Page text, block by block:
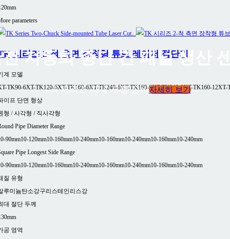
parameters
시리즈 2-척 측면 장착형 튜브 레이저 절단기
계 모델
TK90-6XT-TK120-6XT-TK160-6XT-TK240-6XT-TK160-9XT-TK240-9XT-TK160-12XT-
이프 단면 형상
형 / 사각형 / 직사각형
Pipe Diameter Range
90mm10-120mm10-160mm10-240mm10-160mm10-240mm10-160mm10-240mm
Pipe Longest Side Range
90mm10-120mm10-160mm10-240mm10-160mm10-240mm10-160mm10-240mm
질 유형
루미늄탄소강구리 스테인리스강
대 절단 두께
공 영역
전 자동화 종단 간 패널 생산
GA 시리즈 자재 저장 장비자세히 보기